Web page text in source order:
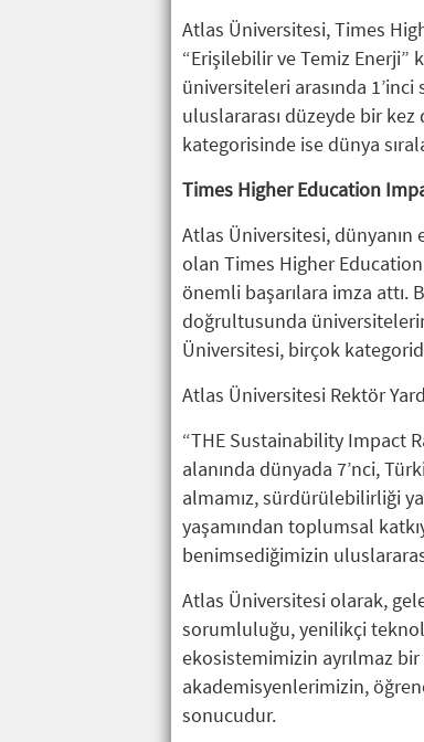
Atlas Üniversitesi, Times
“Erişilebilir ve Temiz Enerji”
üniversiteleri arasında 1’inci
uluslararası düzeyde bir kez
kategorisinde ise dünya
Times Higher Education
Atlas Üniversitesi,
olan Times Higher
önemli başarılara imza attı.
doğrultusunda
Üniversitesi, birçok
Atlas Üniversitesi Rektör
“THE Sustainability Impact
alanında dünyada 7’nci,
almamız, sürdürülebilirliği
yaşamından toplumsal
benimsediğimizin
Atlas Üniversitesi olarak,
sorumluluğu, yenilikçi
ekosistemimizin ayrılmaz
akademisyenlerimizin,
sonucudur.